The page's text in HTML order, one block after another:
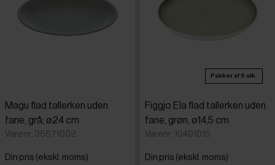
Magu flad tallerken uden
fane, grå, ø24 cm
Varenr: 35671002
Din pris (ekskl. moms)
Pakker af 6 stk.
Figgjo Ela flad tallerken uden
fane, grøn, ø14,5 cm
Varenr: 10401015
Din pris (ekskl. moms)